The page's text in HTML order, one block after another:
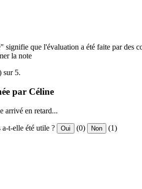
signifie que l'évaluation a été faite par des
la note
sur 5.
par Céline
arrivé en retard...
t-elle été utile ? Oui (0) Non (1)